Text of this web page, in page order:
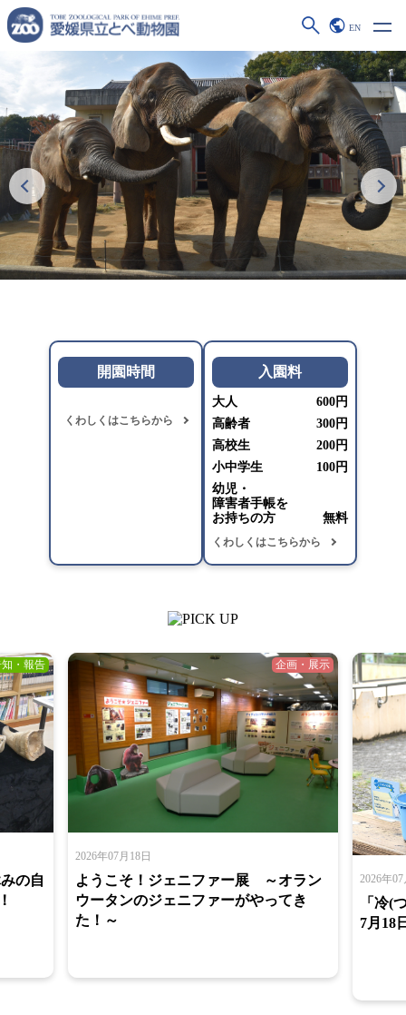
EN
開園時間
くわしくはこちらから
入園料
大人
600円
高齢者
300円
高校生
200円
小中学生
100円
幼児・
障害者手帳を
お持ちの方
無料
くわしくはこちらから
・報告
の自
企画・展示
2026年07月18日
ようこそ！ジェニファー展 ～オラン
ウータンのジェニファーがやってき
た！～
2026年
「冷(
7月18